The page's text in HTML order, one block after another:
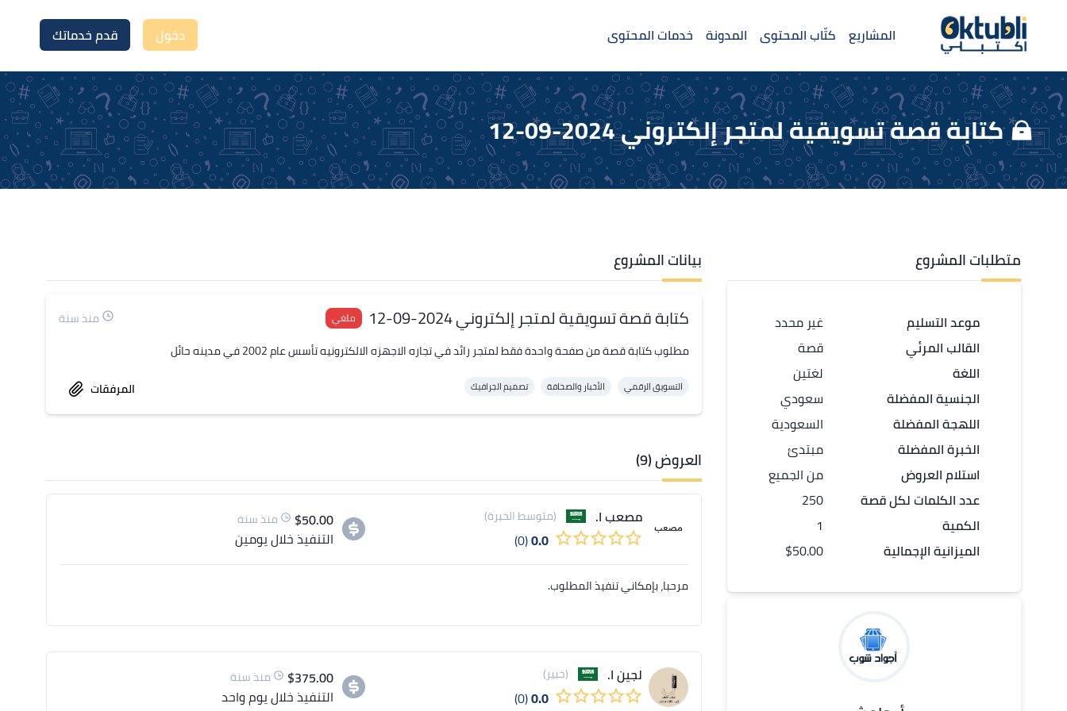
المشاريع كتّاب المحتوى المدونة خدمات المحتوى دخول قدم خدماتك
كتابة قصة تسويقية لمتجر إلكتروني 2024-09-12
متطلبات المشروع
موعد التسليم
القالب المرئي
اللغة
الجنسية المفضلة
اللهجة المفضلة
الخبرة المفضلة
استلام العروض
عدد الكلمات لكلقصة
الكمية
الميزانية الإجمالية
غير محدد
قصة
لغتين
سعودي
السعودية
مبتدئ
من الجميع
250
1
$50.00
بيانات المشروع
كتابة قصة تسويقية لمتجر إلكتروني 2024-09-12 ملغي
منذ سنة
مطلوب كتابة قصة من صفحة واحدة فقط لمتجر رائد في تجاره الاجهزه الالكترونيه تأسس عام 2002 في مدينه حائل
التسويق الرقمي الأخبار والصحافة تصميم الجرافيك المرفقات
العروض (9)
مصعب ا. (متوسط الخبرة)
0.0
(0)
$50.00 منذ سنة
التنفيذخلال يومين
مرحبا، بإمكاني تنفيذ المطلوب.
لجين ا. (خبير)
0.0
(0)
$375.00 منذ سنة
التنفيذخلال يوم واحد